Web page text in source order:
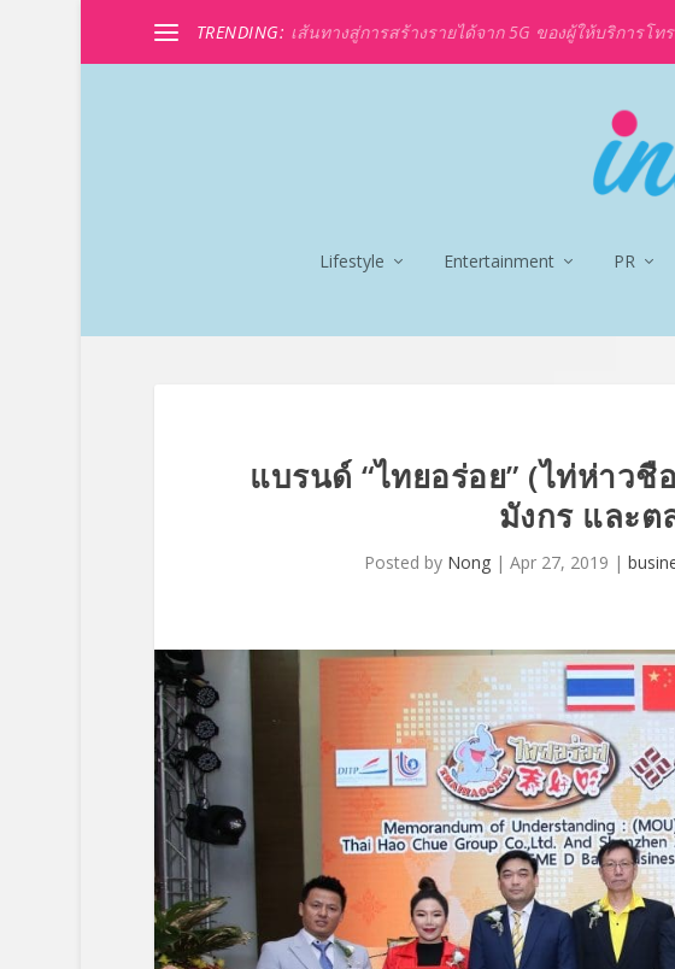
TRENDING: เส้นทางสู่การสร้างรายได้จาก 5G ของผู้ให้บริการโท
Lifestyle Entertainment PR
แบรนด์ “ไทยอร่อย” (ไท่ห่าว
มังกร และต
Posted by Nong| Apr 27, 2019 |